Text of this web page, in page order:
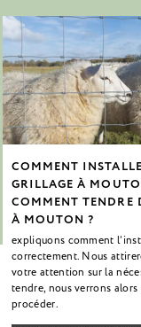
COMMENT
GRILLAGE À
COMMENT TENDRE
À MOUTON ?
expliquons comment
correctement. Nous
votre attention sur la
tendre, nous verrons
procéder.